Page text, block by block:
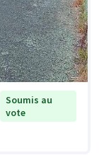
Soumis au
vote